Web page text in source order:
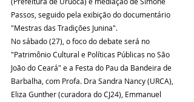
Passos, seguido pela exibição do documentário
"Mestras das Tradições Junina".
No sábado (27), o foco do debate será no
"Patrimônio Cultural e Políticas Públicas no São
João do Ceará" e a Festa do Pau da Bandeira de
Barbalha, com Profa. Dra Sandra Nancy (URCA),
Eliza Gunther (curadora do CJ24), Emmanuel